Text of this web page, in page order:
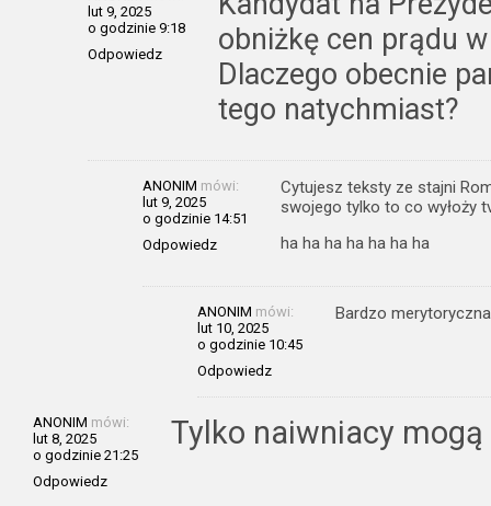
lut 9, 2025
o godzinie 9:18
Odpowiedz
obniżkę cen prądu
Dlaczego obecnie
tego natychmiast?
ANONIM mówi:
lut 9, 2025
o godzinie 14:51
Odpowiedz
Cytujesz teksty ze stajni
swojego tylko to co wyłoży
ha ha ha ha ha ha ha
ANONIM mówi:
lut 10, 2025
o godzinie 10:45
Odpowiedz
Bardzo
ANONIM mówi:
lut 8, 2025
o godzinie 21:25
Odpowiedz
Tylko naiwniacy